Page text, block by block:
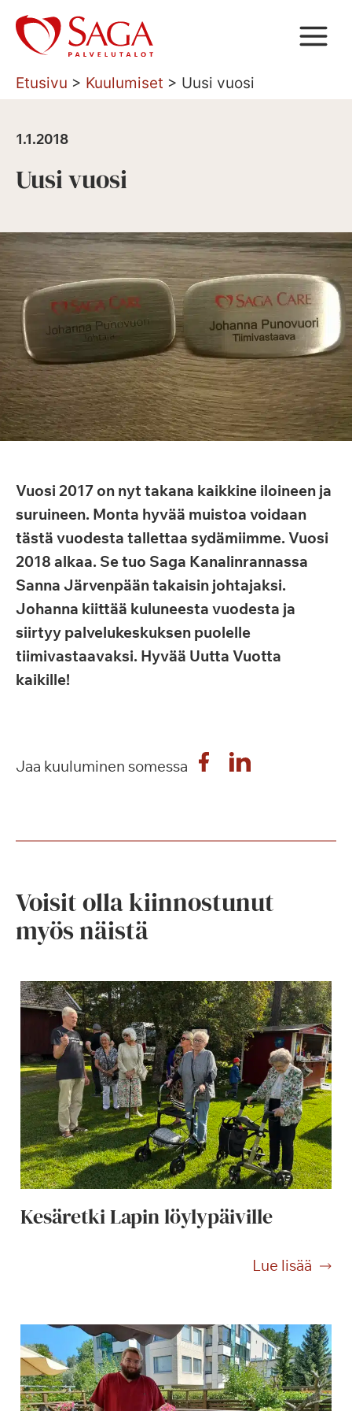
Siirry
sisältöön
Etusivu > Kuulumiset > Uusi vuosi
1.1.2018
Uusi vuosi
Vuosi 2017 on nyt takana kaikkine iloineen ja
suruineen. Monta hyvää muistoa voidaan
tästä vuodesta tallettaa sydämiimme. Vuosi
2018 alkaa. Se tuo Saga Kanalinrannassa
Sanna Järvenpään takaisin johtajaksi.
Johanna kiittää kuluneesta vuodesta ja
siirtyy palvelukeskuksen puolelle
tiimivastaavaksi. Hyvää Uutta Vuotta
kaikille!
Jaa kuuluminen somessa
Voisit olla kiinnostunut
myös näistä
Kesäretki Lapin löylypäiville
Lue lisää
K
ä
r
e
t
k